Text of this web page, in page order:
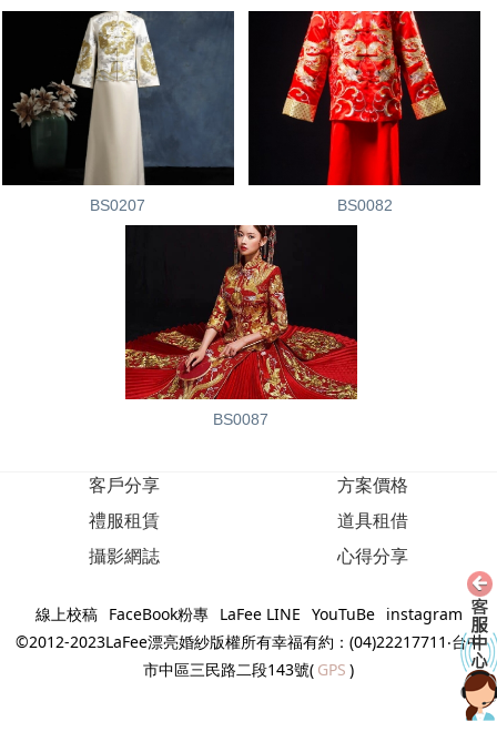
BS0207 BS0082
BS0087
客戶分享
方案價格
禮服租賃
道具租借
攝影網誌
心得分享
線上校稿 FaceBook粉專 LaFee LINE YouTuBe
instagram
©2012-2023LaFee漂亮婚紗版權所有幸福有約：(04)22217711‧台中
市中區三民路二段143號( GPS )